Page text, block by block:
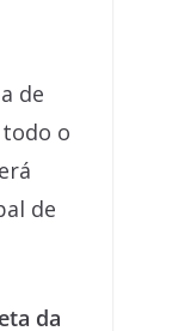
de
todo o
de
da